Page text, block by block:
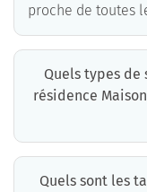
proche de toutes
Quels types de
résidence
Quels sont les